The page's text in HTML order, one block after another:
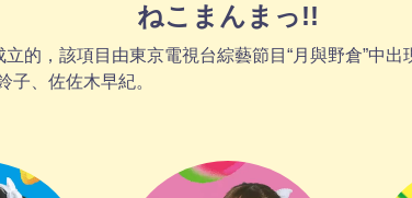
ねこまんまっ!!
的，該項目由東京電視台綜藝節目“月與野倉”中
子、佐佐木早紀。